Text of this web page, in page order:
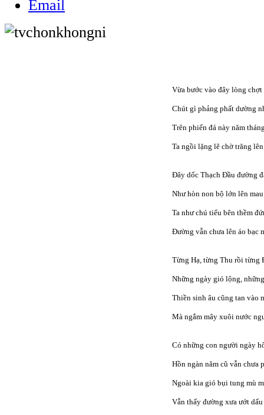
Vừa bước vào đây lòng chợt
Chút gì phảng phất dường
Trên phiến đá này năm
Ta ngồi lặng lẽ chờ trăng lên
Đây dốc Thạch Đầu đường
Như hòn non bộ lớn lên mau
Ta như chú tiểu bên thềm
Đường vẫn chưa lên áo bạc
Từng Hạ, từng Thu rồi từng
Những ngày gió lộng,
Thiền sinh âu cũng tan vào
Mà ngắm mây xuôi nước
Có những con người ngày
Hồn ngàn năm cũ vẫn chưa
Ngoài kia gió bụi tung mù
Vẫn thấy đường xưa ướt